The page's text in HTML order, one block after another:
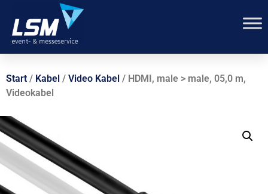
Start / Kabel / Video Kabel / HDMI, male > male, 05,0 m,
Videokabel